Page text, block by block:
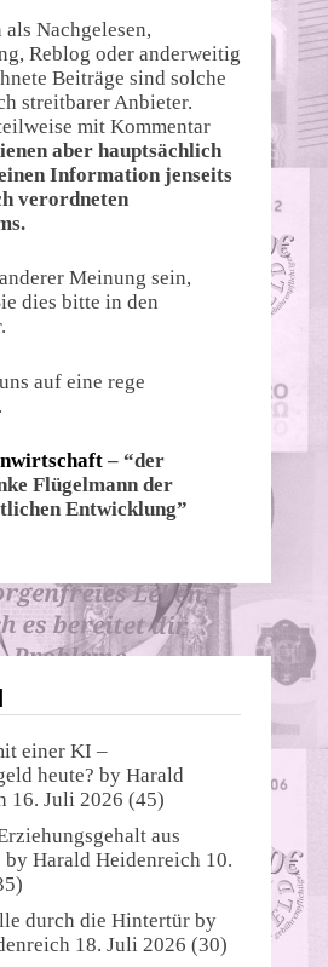
Nachgelesen,
Reblog oder anderweitig
Beiträge sind solche
streitbarer Anbieter.
mit Kommentar
aber hauptsächlich
Information jenseits
verordneten
Meinung sein,
dies bitte in den
auf eine rege
– “der
Flügelmann der
Entwicklung”
einer KI –
heute? by Harald
16. Juli 2026 (45)
aus
by Harald Heidenreich 10.
durch die Hintertür by
18. Juli 2026 (30)